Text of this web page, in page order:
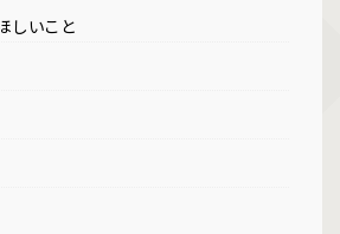
しいこと